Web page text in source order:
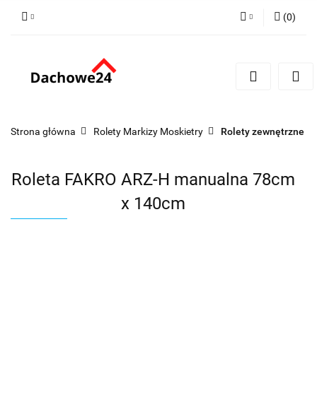
Zarejestruj się
(0)
Strona główna Rolety Markizy Moskietry Rolety zewnętrzne
Roleta FAKRO ARZ-H manualna 78cm
x 140cm